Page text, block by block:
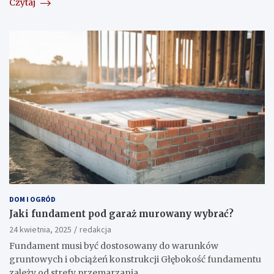
Czytaj
DOM I OGRÓD
Jaki fundament pod garaż murowany wybrać?
24 kwietnia, 2025
redakcja
Fundament musi być dostosowany do warunków
gruntowych i obciążeń konstrukcji Głębokość fundamentu